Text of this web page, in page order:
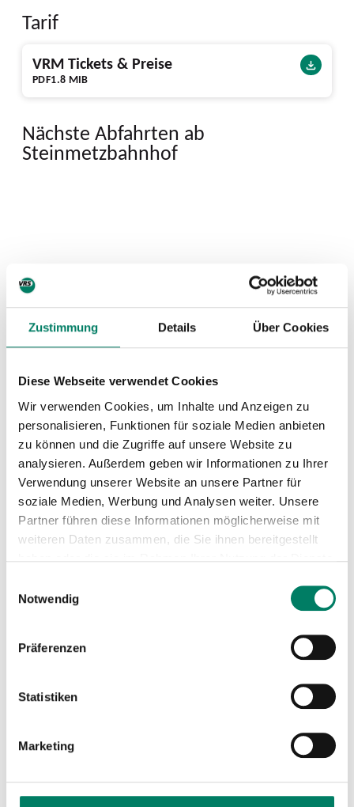
Zustimmung Details Über Cookies
Diese Webseite verwendet Cookies
Wir verwenden Cookies, um Inhalte und Anzeigen zu
personalisieren, Funktionen für soziale Medien anbieten
zu können und die Zugriffe auf unsere Website zu
analysieren. Außerdem geben wir Informationen zu Ihrer
Verwendung unserer Website an unsere Partner für
soziale Medien, Werbung und Analysen weiter. Unsere
Partner führen diese Informationen möglicherweise mit
weiteren Daten zusammen, die Sie ihnen bereitgestellt
Notwendig
Präferenzen
Statistiken
Marketing
Tarif
PDF1.8 MIB
VRM Tickets & Preise
Nächste Abfahrten ab
Steinmetzbahnhof
820